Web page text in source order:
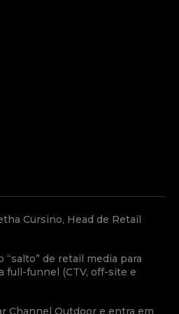
Cursino, Head de Retail
“salto” de retail media para
full-funnel (CTV, off-site e
Channel Outdoor e entra em